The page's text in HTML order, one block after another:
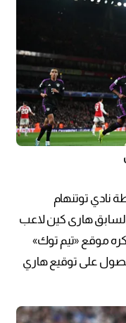
توتنهام
هارى كين لاعب
موقع «تيم توك»
على توقيع هاري